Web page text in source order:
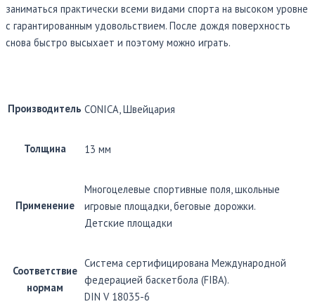
заниматься практически всеми видами спорта на высоком уровне
с гарантированным удовольствием. После дождя поверхность
снова быстро высыхает и поэтому можно играть.
Производитель CONICA, Швейцария
Толщина 13 мм
Применение
Многоцелевые спортивные поля, школьные
игровые площадки, беговые дорожки.
Детские площадки
Соответствие
нормам
Система сертифицирована Международной
федерацией баскетбола (FIBA).
DIN V 18035-6